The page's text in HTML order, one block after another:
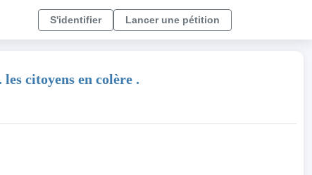
S'identifier Lancer une pétition
citoyens en colère .